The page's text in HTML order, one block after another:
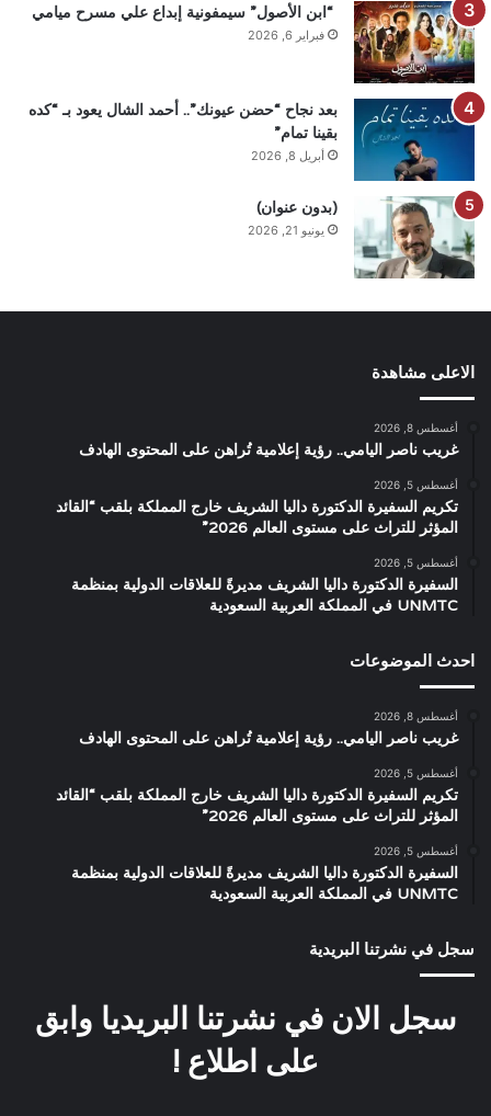
“ابن الأصول” سيمفونية إبداع علي مسرح ميامي
فبراير 6, 2026
بعد نجاح “حضن عيونك”.. أحمد الشال يعود بـ “كده
بقينا تمام”
أبريل 8, 2026
(بدون عنوان)
يونيو 21, 2026
الاعلى مشاهدة
أغسطس 8, 2026
غريب ناصر اليامي.. رؤية إعلامية تُراهن على المحتوى الهادف
أغسطس 5, 2026
تكريم السفيرة الدكتورة داليا الشريف خارج المملكة بلقب “القائد
المؤثر للتراث على مستوى العالم 2026”
أغسطس 5, 2026
السفيرة الدكتورة داليا الشريف مديرةً للعلاقات الدولية بمنظمة
UNMTC في المملكة العربية السعودية
احدث الموضوعات
أغسطس 8, 2026
غريب ناصر اليامي.. رؤية إعلامية تُراهن على المحتوى الهادف
أغسطس 5, 2026
تكريم السفيرة الدكتورة داليا الشريف خارج المملكة بلقب “القائد
المؤثر للتراث على مستوى العالم 2026”
أغسطس 5, 2026
السفيرة الدكتورة داليا الشريف مديرةً للعلاقات الدولية بمنظمة
UNMTC في المملكة العربية السعودية
سجل في نشرتنا البريدية
سجل الان في نشرتنا البريديا وابق
على اطلاع !